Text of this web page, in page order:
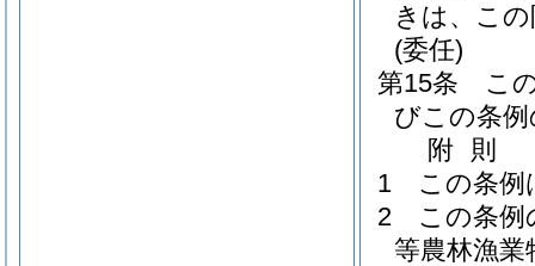
きは、こ
(委任)
第15条
こ
びこの条
附 則
1
この条例
2
この条例
等農林漁業